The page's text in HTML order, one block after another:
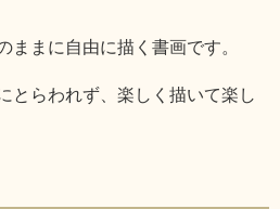
ままに自由に描く書画です。
とらわれず、楽しく描いて楽し